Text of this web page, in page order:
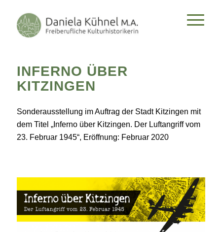
INFERNO ÜBER
KITZINGEN
Sonderausstellung im Auftrag der Stadt Kitzingen mit
dem Titel „Inferno über Kitzingen. Der Luftangriff vom
23. Februar 1945“, Eröffnung: Februar 2020